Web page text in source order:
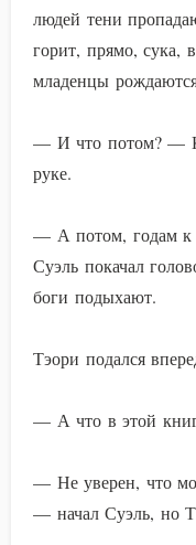
людей тени
горит, прямо, сука,
младенцы
— И что потом? —
руке.
— А потом, годам к
Суэль покачал
боги подыхают.
Тэори подался
— А что в этой
— Не уверен, что
— начал Суэль, но